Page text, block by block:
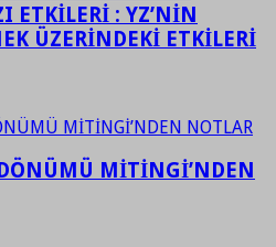
ETKİLERİ : YZ’NİN
ÜZERİNDEKİ ETKİLERİ
MİTİNGİ’NDEN